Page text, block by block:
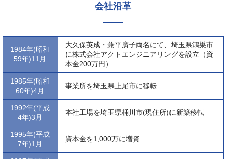
会社沿革
1984年(昭和
59年)11月
大久保英成・兼平廣子両名にて、埼玉県鴻巣市
に株式会社アクトエンジニアリングを設立（資
本金200万円）
1985年(昭和
60年)4月
事業所を埼玉県上尾市に移転
1992年(平成
4年)3月
本社工場を埼玉県桶川市(現住所)に新築移転
1995年(平成
7年)1月
資本金を1,000万に増資